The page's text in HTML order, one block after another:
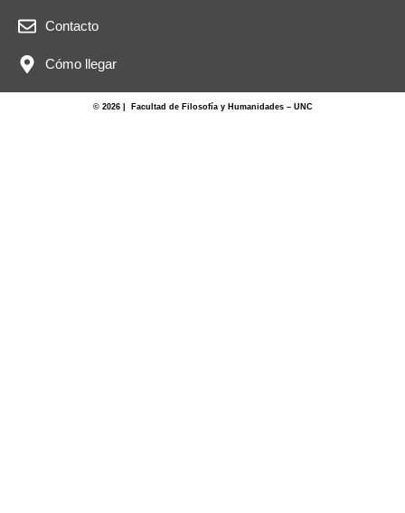
Contacto
Cómo llegar
© 2026 | Facultad de Filosofía y Humanidades – UNC